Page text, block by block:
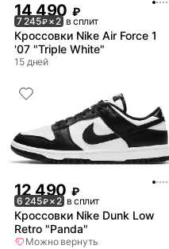
14 490 ₽
7 245₽× 2 в сплит
Кроссовки Nike Air Force 1
'07 "Triple White"
15 дней
12 490 ₽
6 245₽× 2 в сплит
Кроссовки Nike Dunk Low
Retro "Panda"
Можно вернуть